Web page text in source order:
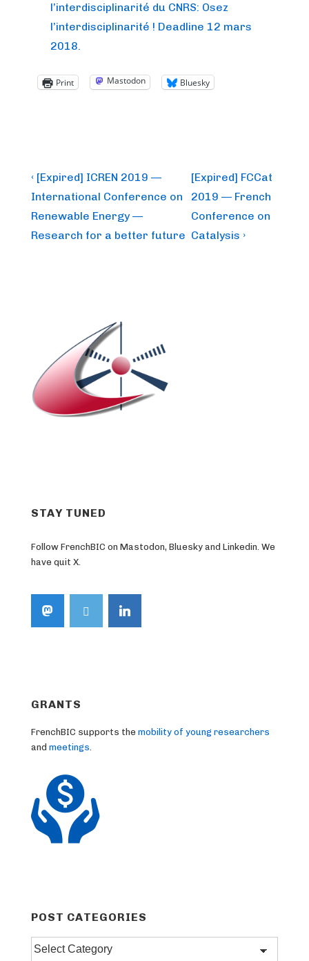
l’interdisciplinarité du CNRS: Osez
l’interdisciplinarité ! Deadline 12 mars
2018.
Print Mastodon Bluesky
Post
navigation
Previous
Post
is
‹ [Expired] ICREN 2019 —
International Conference on
Renewable Energy —
Research for a better future
Next
Post
is
[Expired] FCCat
2019 — French
Conference on
Catalysis ›
STAY TUNED
Follow FrenchBIC on Mastodon, Bluesky and Linkedin. We
have quit X.
GRANTS
FrenchBIC supports the mobility of young researchers
and meetings
POST CATEGORIES
Post